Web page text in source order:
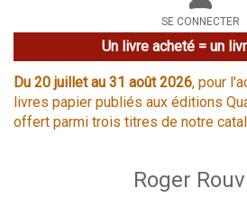
site
SE CONNECTER
Un livre acheté = un
Du 20 juillet au 31 août 2026, pour
livres papier publiés aux éditions
offert parmi trois titres de notre
Roger